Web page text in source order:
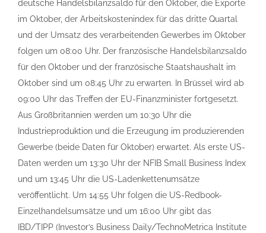
deutsche Handelsbilanzsaldo für den Oktober, die Exporte
im Oktober, der Arbeitskostenindex für das dritte Quartal
und der Umsatz des verarbeitenden Gewerbes im Oktober
folgen um 08:00 Uhr. Der französische Handelsbilanzsaldo
für den Oktober und der französische Staatshaushalt im
Oktober sind um 08:45 Uhr zu erwarten. In Brüssel wird ab
09:00 Uhr das Treffen der EU-Finanzminister fortgesetzt.
Aus Großbritannien werden um 10:30 Uhr die
Industrieproduktion und die Erzeugung im produzierenden
Gewerbe (beide Daten für Oktober) erwartet. Als erste US-
Daten werden um 13:30 Uhr der NFIB Small Business Index
und um 13:45 Uhr die US-Ladenkettenumsätze
veröffentlicht. Um 14:55 Uhr folgen die US-Redbook-
Einzelhandelsumsätze und um 16:00 Uhr gibt das
IBD/TIPP (Investor’s Business Daily/TechnoMetrica Institute